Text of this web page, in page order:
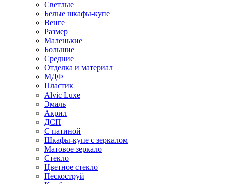
Светлые
Белые шкафы-купе
Венге
Размер
Маленькие
Большие
Средние
Отделка и материал
МДФ
Пластик
Alvic Luxe
Эмаль
Акрил
ДСП
С патиной
Шкафы-купе с зеркалом
Матовое зеркало
Стекло
Цветное стекло
Пескоструй